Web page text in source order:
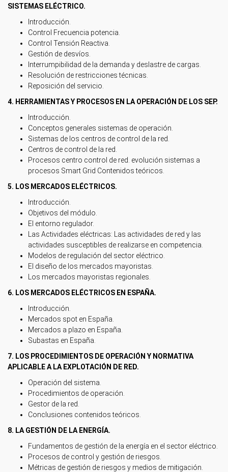
SISTEMAS ELÉCTRICO.
Introducción.
Control Frecuencia potencia.
Control Tensión Reactiva.
Gestión de desvíos.
Interrumpibilidad de la demanda y deslastre de cargas.
Resolución de restricciones técnicas.
Reposición del servicio.
4. HERRAMIENTAS Y PROCESOS EN LA OPERACIÓN DE LOS SEP.
Introducción.
Conceptos generales sistemas de operación.
Sistemas de los centros de control de la red.
Centros de control de la red.
Procesos centro control de red. evolución sistemas a
procesos Smart Grid Contenidos teóricos.
5. LOS MERCADOS ELÉCTRICOS.
Introducción.
Objetivos del módulo.
El entorno regulador.
Las Actividades eléctricas: Las actividades de red y las
actividades susceptibles de realizarse en competencia.
Modelos de regulación del sector eléctrico.
El diseño de los mercados mayoristas.
Los mercados mayoristas regionales.
6. LOS MERCADOS ELÉCTRICOS EN ESPAÑA.
Introducción.
Mercados spot en España.
Mercados a plazo en España.
Subastas en España.
7. LOS PROCEDIMIENTOS DE OPERACIÓN Y NORMATIVA
APLICABLE A LA EXPLOTACIÓN DE RED.
Operación del sistema.
Procedimientos de operación.
Gestor de la red.
Conclusiones contenidos teóricos.
8. LA GESTIÓN DE LA ENERGÍA.
Fundamentos de gestión de la energía en el sector eléctrico.
Procesos de control y gestión de riesgos.
Métricas de gestión de riesgos y medios de mitigación.